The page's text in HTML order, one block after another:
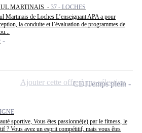
MARTINAIS - 37 - LOCHES
Martinais de Loches L’enseignant APA a pour
la conduite et l’évaluation de programmes de
sportive, Vous êtes passionné(e) par le fitness, le
? Vous avez un esprit compétitif, mais vous êtes
CDITemps plein
Ajouter cette offre à ma sélection